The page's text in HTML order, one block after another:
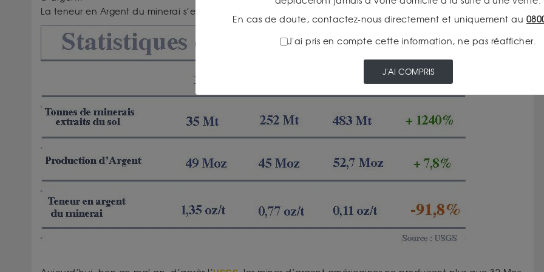
La teneur en Argent du minerai s’est effondré de 91,8%
En cas de doute, contactez-nous directement et uniquement au
J'ai pris en compte cette information, ne pas réafficher.
J'AI COMPRIS